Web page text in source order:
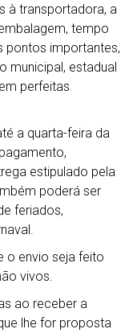
à transportadora, a
tempo
pontos importantes,
municipal, estadual
perfeitas
a quarta-feira da
estipulado pela
poderá ser
feriados,
o envio seja feito
vivos.
ao receber a
lhe for proposta